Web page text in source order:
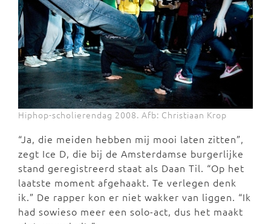
Hiphop-scholierendag 2008. Afb: Christiaan Krop
“Ja, die meiden hebben mij mooi laten zitten”,
zegt Ice D, die bij de Amsterdamse burgerlijke
stand geregistreerd staat als Daan Til. “Op het
laatste moment afgehaakt. Te verlegen denk
ik.” De rapper kon er niet wakker van liggen. “Ik
had sowieso meer een solo-act, dus het maakt